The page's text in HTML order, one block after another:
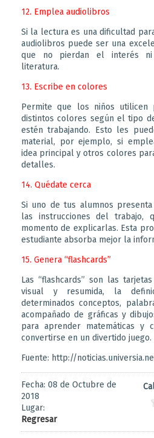
12. Emplea audiolibros
Si la lectura es una dificultad
audiolibros puede ser una
que no pierdan el interés
literatura.
13. Escribe en colores
Permite que los niños utilicen
distintos colores según el tipo
estén trabajando. Esto les
material, por ejemplo, si
idea principal y otros colores
detalles.
14. Quédate cerca
Si uno de tus alumnos
las instrucciones del trabajo,
momento de explicarlas. Esta
estudiante absorba mejor la
15. Genera “flashcards”
Las “flashcards” son las
visual y resumida, la
determinados conceptos,
acompañado de gráficas y
para aprender matemáticas y
convertirse en un divertido juego.
Fuente: http://
Fecha: 08 de Octubre de
2018
Lugar:
Regresar